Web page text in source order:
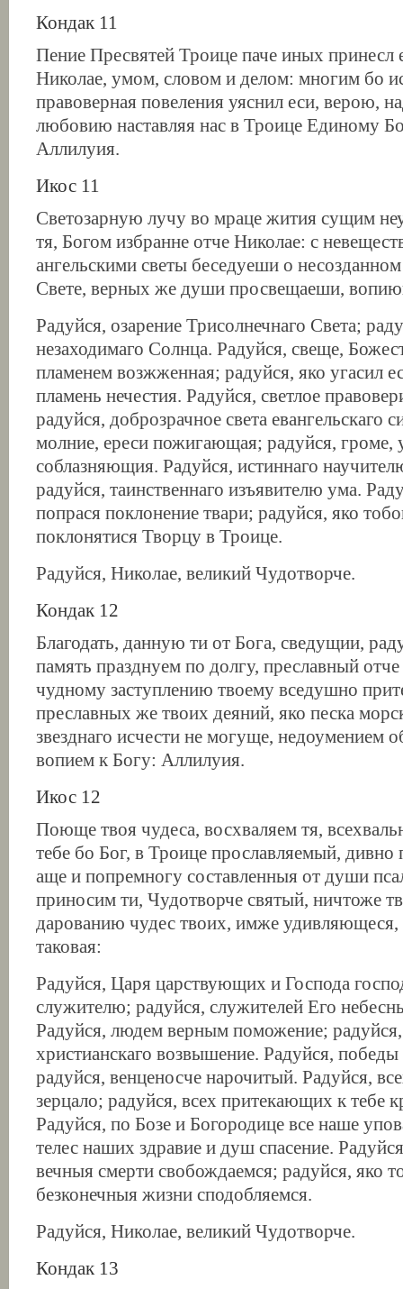
Кондак 11
Пение Пресвятей Троице паче иных принесл
Николае, умом, словом и делом: многим бо
правоверная повеления уяснил еси, верою,
любовию наставляя нас в Троице Единому
Аллилуия.
Икос 11
Светозарную лучу во мраце жития сущим
тя, Богом избранне отче Николае: с
ангельскими светы беседуеши о
Свете, верных же души просвещаеши,
Радуйся, озарение Трисолнечнаго Света;
незаходимаго Солнца. Радуйся, свеще,
пламенем возжженная; радуйся, яко угасил
пламень нечестия. Радуйся, светлое
радуйся, доброзрачное света евангельскаго
молние, ереси пожигающая; радуйся,
соблазняющия. Радуйся, истиннаго
радуйся, таинственнаго изъявителю ума.
попрася поклонение твари; радуйся, яко
поклонятися Творцу в Троице.
Радуйся, Николае, великий Чудотворче.
Кондак 12
Благодать, данную ти от Бога, сведущии,
память празднуем по долгу, преславный
чудному заступлению твоему вседушно
преславных же твоих деяний, яко песка
звезднаго исчести не могуще, недоумением
вопием к Богу: Аллилуия.
Икос 12
Поюще твоя чудеса, восхваляем тя,
тебе бо Бог, в Троице прославляемый, дивно
аще и попремногу составленныя от души
приносим ти, Чудотворче святый, ничтоже
дарованию чудес твоих, имже удивляющеся,
таковая:
Радуйся, Царя царствующих и Господа
служителю; радуйся, служителей Его
Радуйся, людем верным поможение;
христианскаго возвышение. Радуйся,
радуйся, венценосче нарочитый. Радуйся,
зерцало; радуйся, всех притекающих к тебе
Радуйся, по Бозе и Богородице все наше
телес наших здравие и душ спасение.
вечныя смерти свобождаемся; радуйся, яко
безконечныя жизни сподобляемся.
Радуйся, Николае, великий Чудотворче.
Кондак 13